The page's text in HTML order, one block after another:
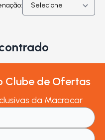
Clube de Ofertas
da Macrocar